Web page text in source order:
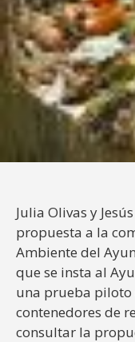
Julia Olivas y
propuesta a la
Ambiente del
que se insta al
una prueba
contenedores de
consultar la